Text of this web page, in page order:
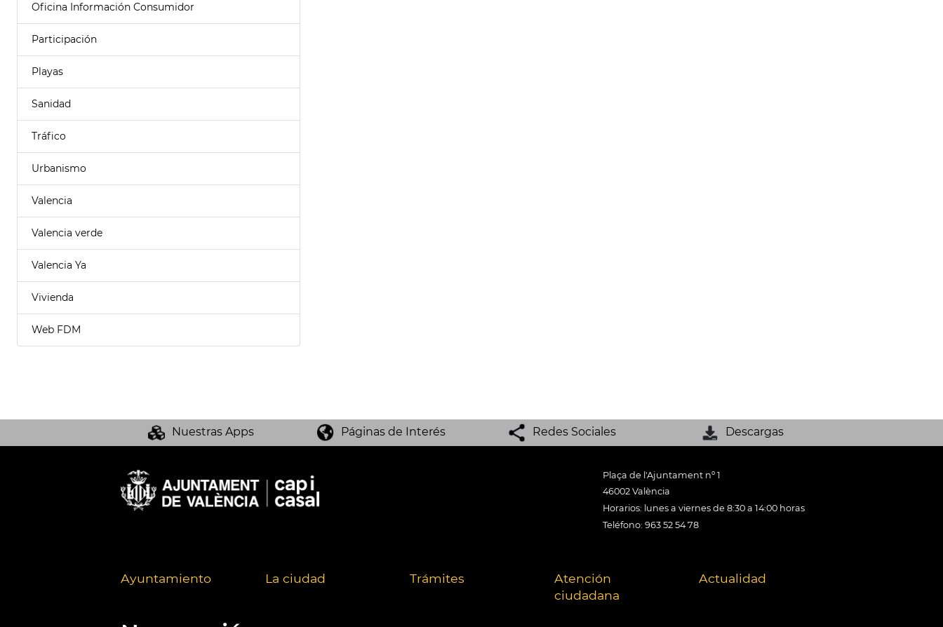
Oficina Información Consumidor
Participación
Playas
Sanidad
Tráfico
Urbanismo
Valencia
Valencia verde
Valencia Ya
Vivienda
Web FDM
Nuestras Apps Páginas de Interés Redes Sociales Descargas
Plaça de l'Ajuntament nº 1
46002 València
Horarios: lunes a viernes de 8:30 a 14:00 horas
Teléfono: 963 52 54 78
Ayuntamiento La ciudad Trámites
Atención
ciudadana
Actualidad